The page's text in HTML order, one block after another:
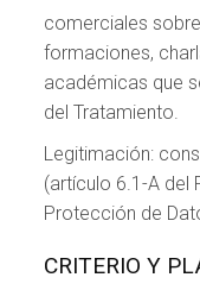
comerciales
formaciones,
académicas que
del Tratamiento.
Legitimación:
(artículo 6.1-A del
Protección de
CRITERIO Y